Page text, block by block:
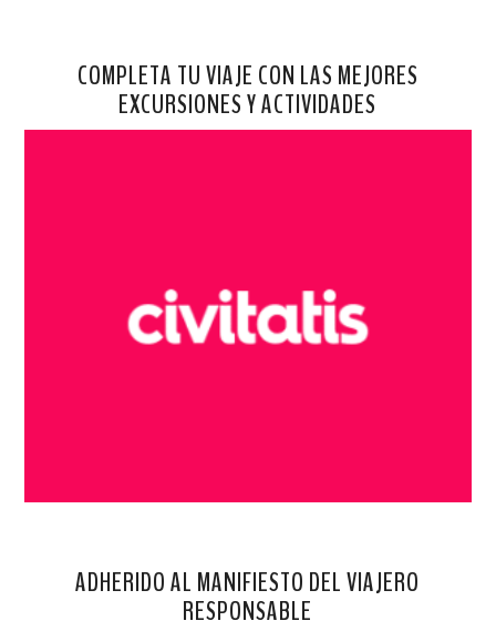
COMPLETA TU VIAJE CON LAS MEJORES
EXCURSIONES Y ACTIVIDADES
ADHERIDO AL MANIFIESTO DEL VIAJERO
RESPONSABLE